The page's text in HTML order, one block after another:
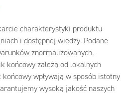
charakterystyki produktu
i dostępnej wiedzy. Podane
znormalizowanych.
końcowy zależą od lokalnych
wpływają w sposób istotny
wysoką jakość naszych